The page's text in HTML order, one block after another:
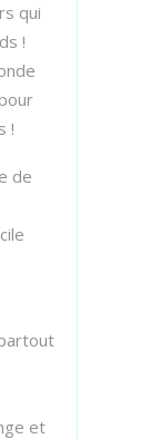
qui
!
!
de
et